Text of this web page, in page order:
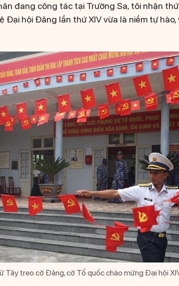
đang công tác tại Trường Sa, tôi nhận
Đại hội Đảng lần thứ XIV vừa là niềm tự
Tây treo cờ Đảng, cờ Tổ quốc chào mừng Đại hội